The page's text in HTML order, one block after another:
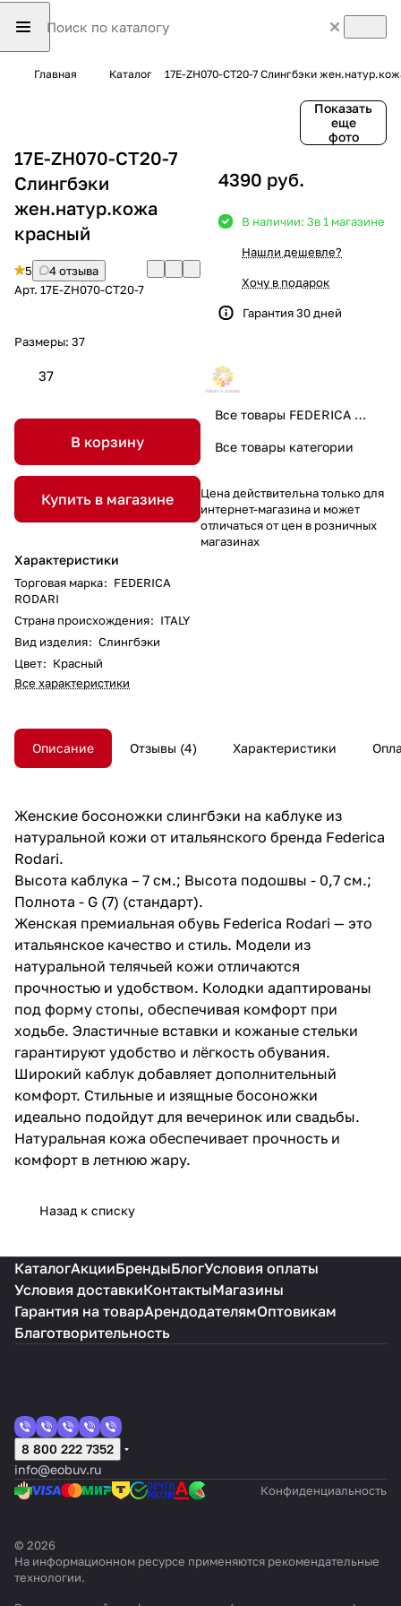
Главная Каталог 17E-ZH070-CT20-7 Слингбэки
Показать
еще
фото
17E-ZH070-CT20-7
Слингбэки
жен.натур.кожа
красный
5
4 отзыва
Арт. 17E-ZH070-CT20-7
Размеры: 37
37
В корзину
Купить в магазине
Характеристики
Торговая марка: FEDERICA
RODARI
Страна происхождения: ITALY
Вид изделия: Слингбэки
Цвет: Красный
Все характеристики
4390 руб.
В наличии: 3в 1 магазине
Нашли дешевле?
Хочу в подарок
Гарантия 30 дней
Все товары FEDERICA RODARI
Все товары категории
Цена действительна только для
интернет-магазина и может
отличаться от цен в розничных
магазинах
Описание Отзывы 4 Характеристики
Женские босоножки слингбэки на каблуке из
натуральной кожи от итальянского бренда Federica
Rodari.
Высота каблука – 7 см.; Высота подошвы - 0,7 см.;
Полнота - G (7) (стандарт).
Женская премиальная обувь Federica Rodari — это
итальянское качество и стиль. Модели из
натуральной телячьей кожи отличаются
прочностью и удобством. Колодки адаптированы
под форму стопы, обеспечивая комфорт при
ходьбе. Эластичные вставки и кожаные стельки
гарантируют удобство и лёгкость обувания.
Широкий каблук добавляет дополнительный
комфорт. Стильные и изящные босоножки
идеально подойдут для вечеринок или свадьбы.
Натуральная кожа обеспечивает прочность и
комфорт в летнюю жару.
Назад к списку
КаталогАкцииБрендыБлогУсловия оплаты
Условия доставкиКонтактыМагазины
Гарантия на товарАрендодателямОптовикам
Благотворительность
8 800 222 7352
info@eobuv.ru
Конфиденциальность
© 2026
На информационном ресурсе применяются рекомендательные
технологии.